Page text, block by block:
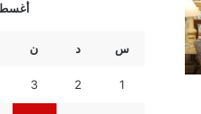
أغسطس
س د ن
1
2
3